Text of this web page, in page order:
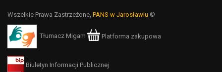
Wszelkie Prawa Zastrzeżone, PANS w Jarosławiu ©
Tłumacz Migam Platforma zakupowa
Biuletyn Informacji Publicznej